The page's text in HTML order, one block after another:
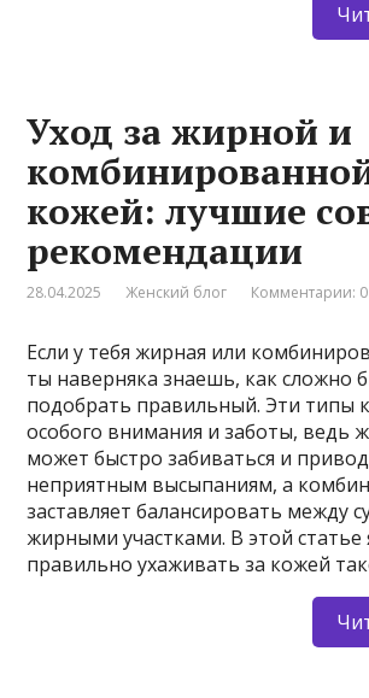
Уход за жирной и
кожей: лучшие
рекомендации
28.04.2025 Женский блог Комментарии: 0
Если у тебя жирная или
ты наверняка знаешь, как сложно
подобрать правильный. Эти типы
особого внимания и заботы, ведь
может быстро забиваться и
неприятным высыпаниям, а
заставляет балансировать между
жирными участками. В этой статье
правильно ухаживать за кожей